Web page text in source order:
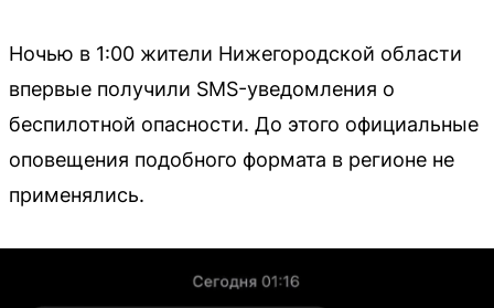
Ночью в 1:00 жители Нижегородской области
впервые получили SMS-уведомления о
беспилотной опасности. До этого официальные
оповещения подобного формата в регионе не
применялись.